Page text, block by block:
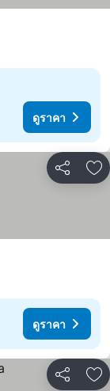
ดูราคา
แชร์ เ
ดูราคา
แชร์ เ